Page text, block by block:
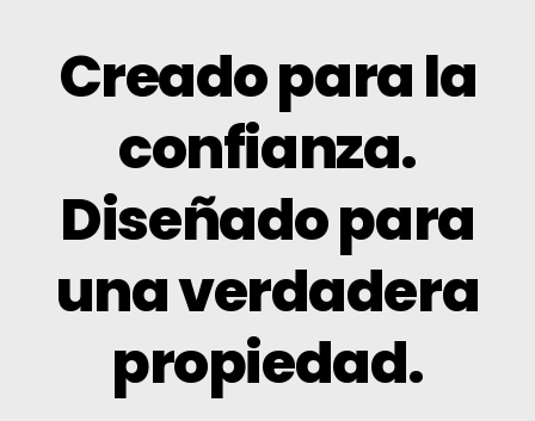
Creado para la
confianza.
Diseñado para
una verdadera
propiedad.